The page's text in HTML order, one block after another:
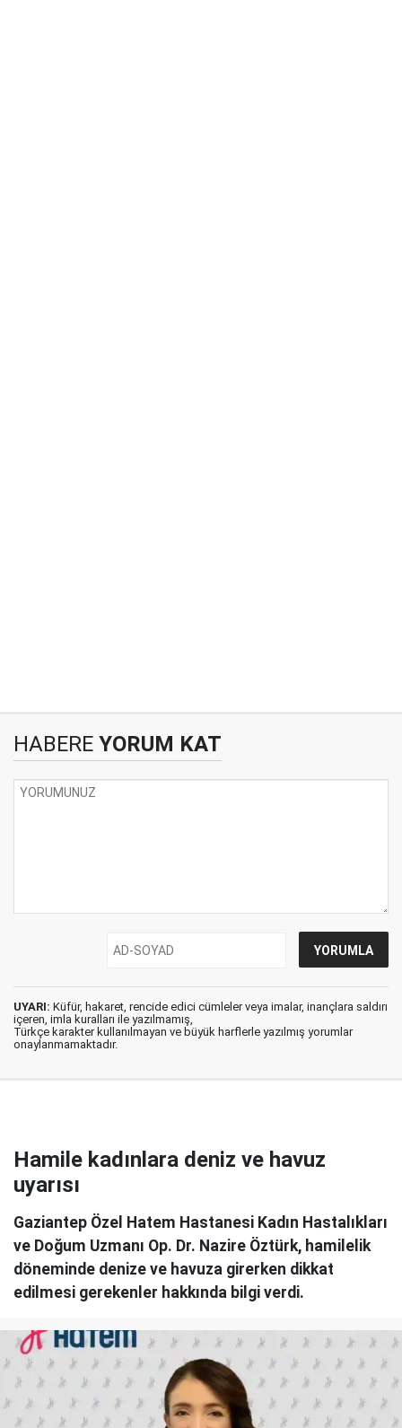
HABERE YORUM KAT
UYARI: Küfür, hakaret, rencide edici cümleler veya imalar, inançlara saldırı
içeren, imla kuralları ile yazılmamış,
Türkçe karakter kullanılmayan ve büyük harflerle yazılmış yorumlar
onaylanmamaktadır.
Hamile kadınlara deniz ve havuz
uyarısı
Gaziantep Özel Hatem Hastanesi Kadın Hastalıkları
ve Doğum Uzmanı Op. Dr. Nazire Öztürk, hamilelik
döneminde denize ve havuza girerken dikkat
edilmesi gerekenler hakkında bilgi verdi.